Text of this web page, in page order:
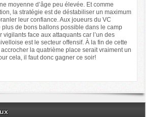
moyenne d’âge peu élevée. Et comme
la stratégie est de déstabiliser un maximum
leur confiance. Aux joueurs du VC
plus de bons ballons possible dans le camp
vigilants face aux attaquants car l’un des
est le secteur offensif. À la fin de cette
la quatrième place serait vraiment un
cela, il faut donc gagner ce soir!